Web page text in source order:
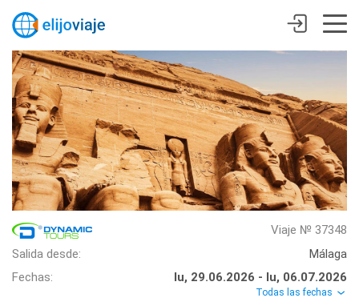
Viaje № 37348
Salida desde:
Málaga
Fechas:
lu, 29.06.2026 - lu, 06.07.2026
Todas las fechas